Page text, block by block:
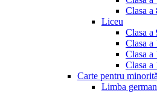
Clasa a
Liceu
Clasa a
Clasa a
Clasa a
Clasa a
Carte pentru
Limba